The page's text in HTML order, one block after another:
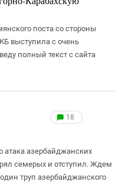
поста со стороны
выступила с очень
полный текст с сайта
18
азербайджанских
семерых и отступил. Ждем
труп азербайджанского